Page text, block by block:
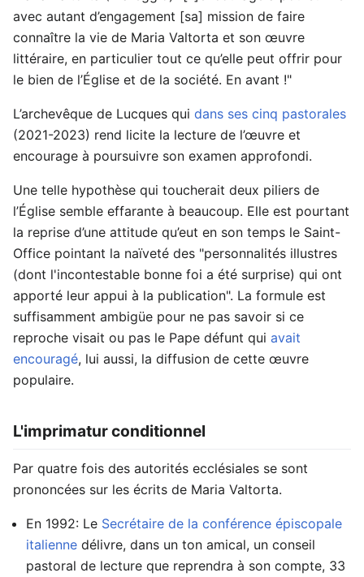
avec autant d’engagement [sa] mission de faire
connaître la vie de Maria Valtorta et son œuvre
littéraire, en particulier tout ce qu’elle peut offrir pour
le bien de l’Église et de la société. En avant !"
L’archevêque de Lucques qui dans ses cinq pastorales
(2021-2023) rend licite la lecture de l’œuvre et
encourage à poursuivre son examen approfondi.
Une telle hypothèse qui toucherait deux piliers de
l’Église semble effarante à beaucoup. Elle est pourtant
la reprise d’une attitude qu’eut en son temps le Saint-
Office pointant la naïveté des "personnalités illustres
(dont l'incontestable bonne foi a été surprise) qui ont
apporté leur appui à la publication". La formule est
suffisamment ambigüe pour ne pas savoir si ce
reproche visait ou pas le Pape défunt qui avait
encouragé, lui aussi, la diffusion de cette œuvre
populaire.
L'imprimatur conditionnel
Par quatre fois des autorités ecclésiales se sont
prononcées sur les écrits de Maria Valtorta.
En 1992: Le Secrétaire de la conférence épiscopale
italienne délivre, dans un ton amical, un conseil
pastoral de lecture que reprendra à son compte, 33